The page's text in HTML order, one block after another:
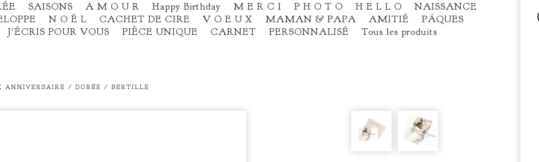
SAISONS A M O U R Happy Birthday M E R C I P H O T O H E L L O
NAISSANCE
N O Ë L CACHET DE CIRE V O E U X MAMAN & PAPA AMITIÉ
PÂQUES
J'ÉCRIS POUR VOUS
PIÈCE UNIQUE CARNET PERSONNALISÉ Tous les produits
ANNIVERSAIRE / DORÉE / BERTILLE